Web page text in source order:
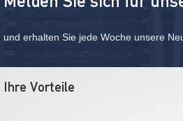
und erhalten Sie jede Woche unsere
Ihre Vorteile